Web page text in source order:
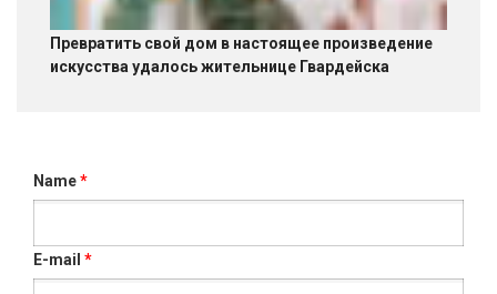
Превратить свой дом в настоящее произведение
искусства удалось жительнице Гвардейска
Name*
E-mail *